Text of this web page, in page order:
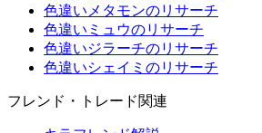
色違いメタモンのリサーチ
色違いミュウのリサーチ
色違いジラーチのリサーチ
色違いシェイミのリサーチ
フレンド・トレード関連